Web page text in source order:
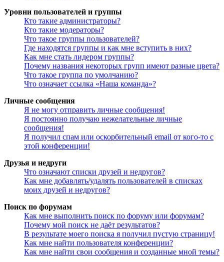
Уровни пользователей и группы
Кто такие администраторы?
Кто такие модераторы?
Что такое группы пользователей?
Где находятся группы и как мне вступить в них?
Как мне стать лидером группы?
Почему названия некоторых групп имеют разные цвета?
Что такое группа по умолчанию?
Что означает ссылка «Наша команда»?
Личные сообщения
Я не могу отправить личные сообщения!
Я постоянно получаю нежелательные личные
сообщения!
Я получил спам или оскорбительный email от кого-то с
этой конференции!
Друзья и недруги
Что означают списки друзей и недругов?
Как мне добавлять/удалять пользователей в списках
моих друзей и недругов?
Поиск по форумам
Как мне выполнить поиск по форуму или форумам?
Почему мой поиск не даёт результатов?
В результате моего поиска я получил пустую страницу!
Как мне найти пользователя конференции?
Как мне найти свои сообщения и созданные мной темы?